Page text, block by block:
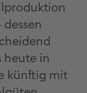
heute in
künftig mit